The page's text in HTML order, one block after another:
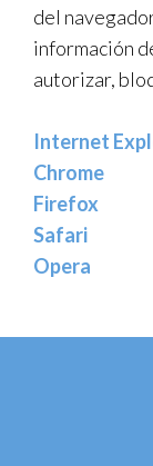
del
información
autorizar,
Internet
Chrome
Firefox
Safari
Opera